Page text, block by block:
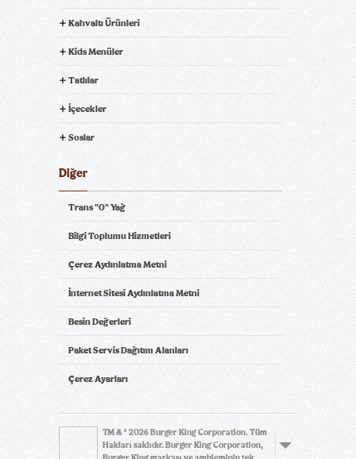
Kahvaltı Ürünleri
Kids Menüler
Tatlılar
İçecekler
Soslar
Diğer
Trans "0" Yağ
Bilgi Toplumu Hizmetleri
Çerez Aydınlatma Metni
İnternet Sitesi Aydınlatma Metni
Besin Değerleri
Paket Servis Dağıtım Alanları
Çerez Ayarları
TM & © 2026 Burger King Corporation. Tüm
Hakları saklıdır. Burger King Corporation,